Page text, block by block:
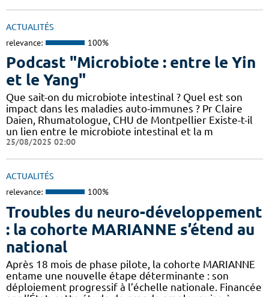
ACTUALITÉS
relevance: 100%
Podcast "Microbiote : entre le Yin
et le Yang"
Que sait-on du microbiote intestinal ? Quel est son
impact dans les maladies auto-immunes ? Pr Claire
Daien, Rhumatologue, CHU de Montpellier Existe-t-il
un lien entre le microbiote intestinal et la m
25/08/2025 02:00
ACTUALITÉS
relevance: 100%
Troubles du neuro-développement
: la cohorte MARIANNE s’étend au
national
Après 18 mois de phase pilote, la cohorte MARIANNE
entame une nouvelle étape déterminante : son
déploiement progressif à l’échelle nationale. Financée